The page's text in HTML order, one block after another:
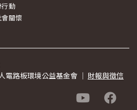
行動
會關懷
路板環境公益基金會 ｜ 財報與徵信